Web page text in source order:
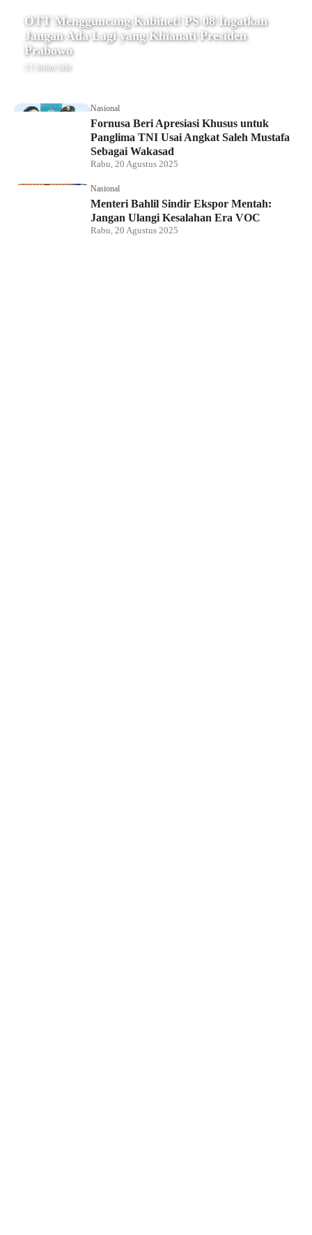
OTT Mengguncang Kabinet! PS 08 Ingatkan
Jangan Ada Lagi yang Khianati Presiden
Prabowo
11 bulan lalu
Nasional
Fornusa Beri Apresiasi Khusus untuk
Panglima TNI Usai Angkat Saleh Mustafa
Sebagai Wakasad
Rabu, 20 Agustus 2025
Nasional
Menteri Bahlil Sindir Ekspor Mentah:
Jangan Ulangi Kesalahan Era VOC
Rabu, 20 Agustus 2025